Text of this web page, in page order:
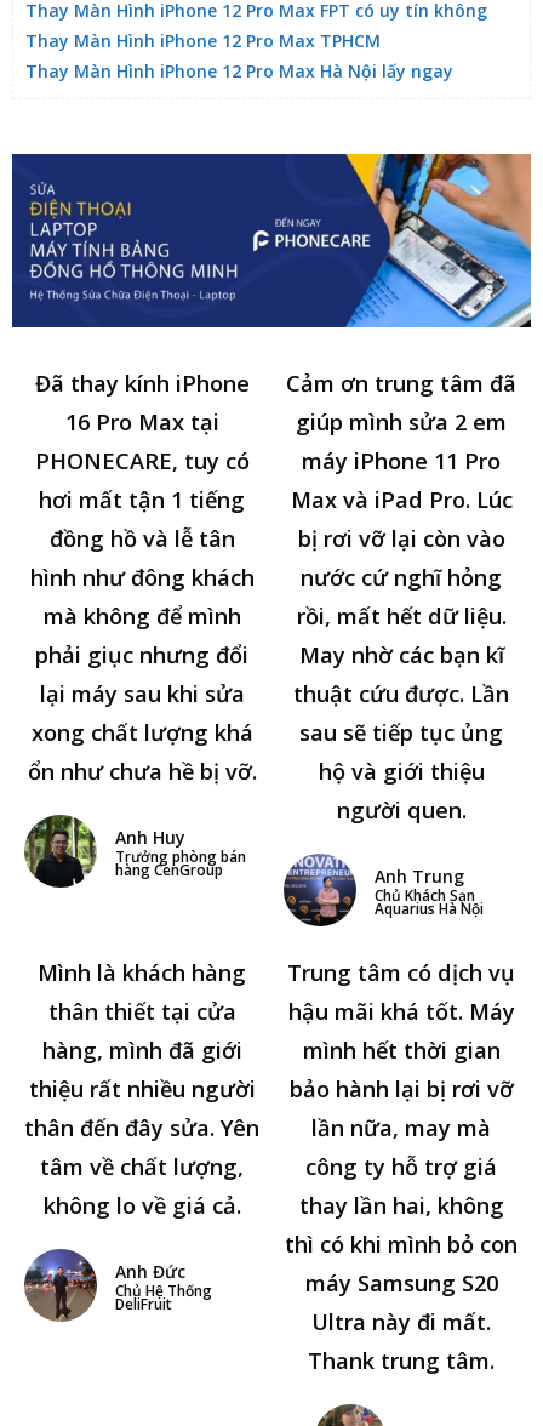
Thay Màn Hình iPhone 12 Pro Max FPT có uy tín không
Thay Màn Hình iPhone 12 Pro Max TPHCM
Thay Màn Hình iPhone 12 Pro Max Hà Nội lấy ngay
Đã thay kính iPhone
16 Pro Max tại
PHONECARE, tuy có
hơi mất tận 1 tiếng
đồng hồ và lễ tân
hình như đông khách
mà không để mình
phải giục nhưng đổi
lại máy sau khi sửa
xong chất lượng khá
ổn như chưa hề bị vỡ.
Anh Huy
Trưởng phòng bán
hàng CenGroup
Cảm ơn trung tâm đã
giúp mình sửa 2 em
máy iPhone 11 Pro
Max và iPad Pro. Lúc
bị rơi vỡ lại còn vào
nước cứ nghĩ hỏng
rồi, mất hết dữ liệu.
May nhờ các bạn kĩ
thuật cứu được. Lần
sau sẽ tiếp tục ủng
hộ và giới thiệu
người quen.
Anh Trung
Chủ Khách Sạn
Aquarius Hà Nội
Mình là khách hàng
thân thiết tại cửa
hàng, mình đã giới
thiệu rất nhiều người
thân đến đây sửa. Yên
tâm về chất lượng,
không lo về giá cả.
Anh Đức
Chủ Hệ Thống
DeliFruit
Trung tâm có dịch vụ
hậu mãi khá tốt. Máy
mình hết thời gian
bảo hành lại bị rơi vỡ
lần nữa, may mà
công ty hỗ trợ giá
thay lần hai, không
thì có khi mình bỏ con
máy Samsung S20
Ultra này đi mất.
Thank trung tâm.